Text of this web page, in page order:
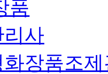
품
사
화장품조